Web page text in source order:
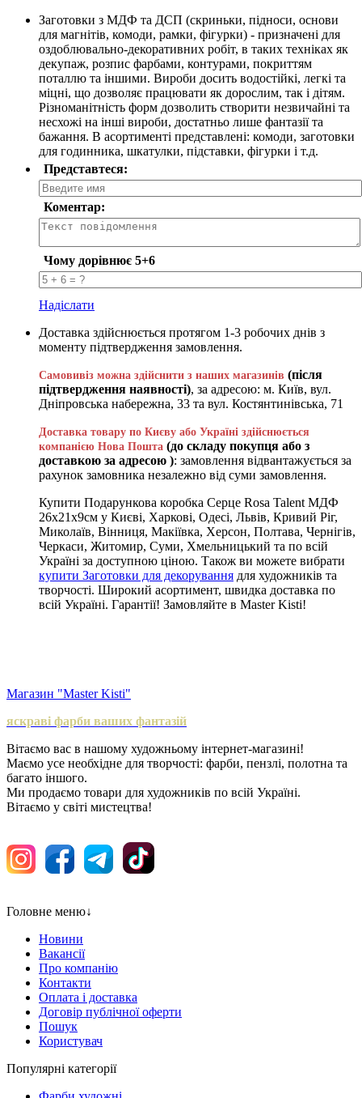
Заготовки з МДФ та ДСП (скриньки, підноси, основи
для магнітів, комоди, рамки, фігурки) - призначені для
оздоблювально-декоративних робіт, в таких техніках як
декупаж, розпис фарбами, контурами, покриттям
поталлю та іншими. Вироби досить водостійкі, легкі та
міцні, що дозволяє працювати як дорослим, так і дітям.
Різноманітність форм дозволить створити незвичайні та
несхожі на інші вироби, достатньо лише фантазії та
бажання. В асортименті представлені: комоди, заготовки
для годинника, шкатулки, підставки, фігурки і т.д.
Представтеся:
Коментар:
Чому дорівнює 5+6
Надіслати
Доставка здійснюється протягом 1-3 робочих днів з
моменту підтвердження замовлення.
Самовивіз можна здійснити з наших магазинів (після
підтвердження наявності), за адресою: м. Київ, вул.
Дніпровська набережна, 33 та вул. Костянтинівська, 71
Доставка товару по Києву або Україні здійснюється
компанією Нова Пошта (до складу покупця або з
доставкою за адресою ): замовлення відвантажується за
рахунок замовника незалежно від суми замовлення.
Купити Подарункова коробка Серце Rosa Talent МДФ
26х21х9см у Києві, Харкові, Одесі, Львів, Кривий Ріг,
Миколаїв, Вінниця, Макіївка, Херсон, Полтава, Чернігів,
Черкаси, Житомир, Суми, Хмельницький та по всій
Україні за доступною ціною. Також ви можете вибрати
купити Заготовки для декорування для художників та
творчості. Широкий асортимент, швидка доставка по
всій Україні. Гарантії! Замовляйте в Master Kisti!
Магазин "Master Kisti"
яскраві фарби ваших фантазій
Вітаємо вас в нашому художньому інтернет-магазині!
Маємо усе необхідне для творчості: фарби, пензлі, полотна та
багато іншого.
Ми продаємо товари для художників по всій Україні.
Вітаємо у світі мистецтва!
Головне меню↓
Новини
Вакансії
Про компанію
Контакти
Оплата і доставка
Договір публічної оферти
Пошук
Користувач
Популярні категорії